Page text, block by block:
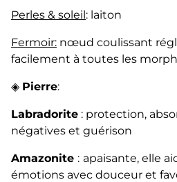
Perles & soleil: laiton
Fermoir: nœud coulissant
facilement à toutes les
◈ Pierre:
Labradorite : protection,
négatives et guérison
Amazonite : apaisante, elle
émotions avec douceur et